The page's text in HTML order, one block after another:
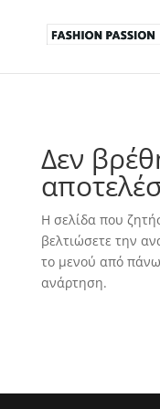
Δεν
Η σελίδα που
βελτιώσετε την
το μενού από πάνω
ανάρτηση.